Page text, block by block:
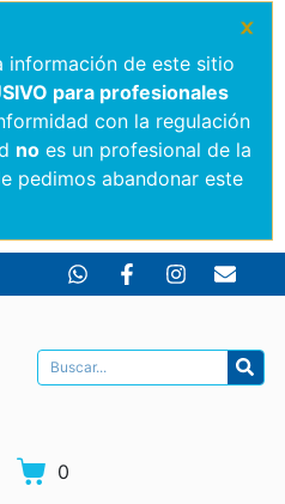
información de este sitio
para profesionales
con la regulación
no es un profesional de la
pedimos abandonar este
×
0